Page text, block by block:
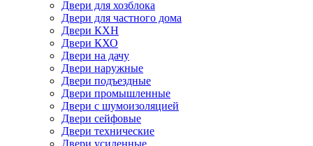
Двери для хозблока
Двери для частного дома
Двери КХН
Двери КХО
Двери на дачу
Двери наружные
Двери подъездные
Двери промышленные
Двери с шумоизоляцией
Двери сейфовые
Двери технические
Двери усиленные